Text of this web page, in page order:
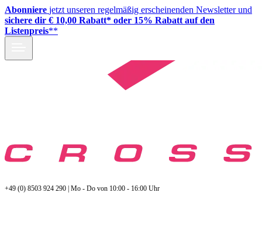
Abonniere jetzt unseren regelmäßig erscheinenden Newsletter und
sichere dir € 10,00 Rabatt* oder 15% Rabatt auf den
Listenpreis**
+49 (0) 8503 924 290 | Mo - Do von 10:00 - 16:00 Uhr